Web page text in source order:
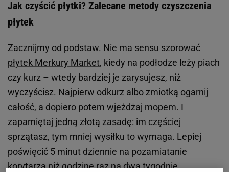
Jak czyścić płytki? Zalecane metody czyszczenia
płytek
Zacznijmy od podstaw. Nie ma sensu szorować
płytek Merkury Market, kiedy na podłodze leży piach
czy kurz – wtedy bardziej je zarysujesz, niż
wyczyścisz. Najpierw odkurz albo zmiotką ogarnij
całość, a dopiero potem wjeżdżaj mopem. I
zapamiętaj jedną złotą zasadę: im częściej
sprzątasz, tym mniej wysiłku to wymaga. Lepiej
poświęcić 5 minut dziennie na pozamiatanie
korytarza niż godzinę raz na dwa tygodnie.